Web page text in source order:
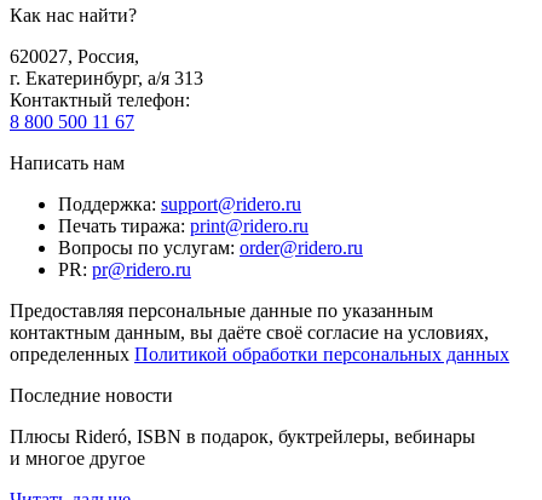
Как нас найти?
620027, Россия,
г. Екатеринбург, а/я 313
Контактный телефон:
8 800 500 11 67
Написать нам
Поддержка: support@ridero.ru
Печать тиража: print@ridero.ru
Вопросы по услугам: order@ridero.ru
PR: pr@ridero.ru
Предоставляя персональные данные по указанным
контактным данным, вы даёте своё согласие на условиях,
определенных Политикой обработки персональных данных
Последние новости
Плюсы Rideró, ISBN в подарок, буктрейлеры, вебинары
и многое другое